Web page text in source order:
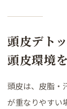
頭皮デト
頭皮環境
頭皮は、皮脂・
が重なりやすい